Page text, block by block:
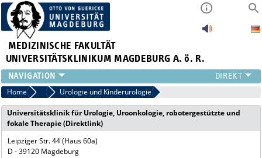
MEDIZINISCHE FAKULTÄT
UNIVERSITÄTSKLINIKUM MAGDEBURG A. ö. R.
INSTITUTE
KLINIKEN
ZENTRALE EINRICHTUNGEN
FORSCHUNG
PRESSE
Home ZuweiserUrologie und Kinderurologie
Universitätsklinik für Urologie, Uroonkologie, robotergestützte und
fokale Therapie (Direktlink)
Leipziger Str. 44 (Haus 60a)
D - 39120 Magdeburg